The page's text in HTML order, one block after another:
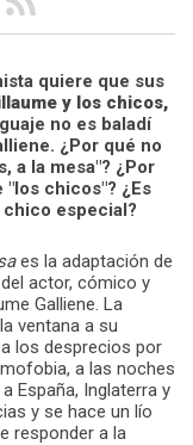
quiere que sus
y los chicos,
no es baladí
¿Por qué no
a la mesa"? ¿Por
"los chicos"? ¿Es
chico especial?
es la adaptación de
actor, cómico y
Galliene. La
ventana a su
los desprecios por
a las noches
España, Inglaterra y
y se hace un lío
responder a la